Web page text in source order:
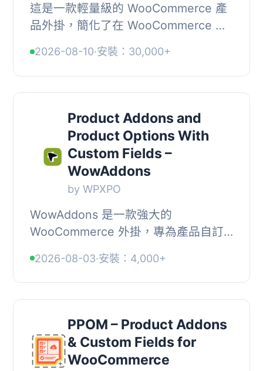
這是一款輕量級的 WooCommerce 產
品外掛，簡化了在 WooCommerce 產
於使用的自訂表單建構器，商家可以快
速添加額外的產品...
2026-08-10·安裝：30,000+
Product Addons and
Product Options With
Custom Fields –
WowAddons
by WPXPO
WowAddons 是一款強大的
WooCommerce 外掛，專為產品自訂
客能夠根據需求選擇產品，並透過附加
選項提升銷售額。, , 【主要...
2026-08-03·安裝：4,000+
PPOM – Product Addons
& Custom Fields for
WooCommerce